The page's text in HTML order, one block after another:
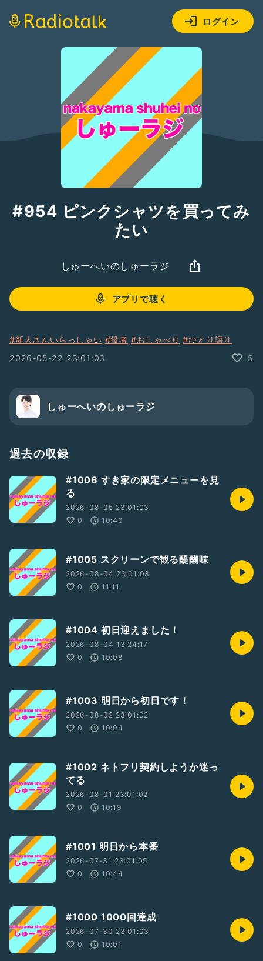
ログイン
#954 ピンクシャツを買ってみ
たい
しゅーへいのしゅーラジ
アプリで聴く
#新人さんいらっしゃい #役者 #おしゃべり #ひとり語り
2026-05-22 23:01:03
5
しゅーへいのしゅーラジ
過去の収録
#1006 すき家の限定メニューを見
る
2026-08-05 23:01:03
0
10:46
#1005 スクリーンで観る醍醐味
2026-08-04 23:01:03
0
11:11
#1004 初日迎えました！
2026-08-04 13:24:17
0
10:08
#1003 明日から初日です！
2026-08-02 23:01:02
0
10:04
#1002 ネトフリ契約しようか迷っ
てる
2026-08-01 23:01:02
0
10:19
#1001 明日から本番
2026-07-31 23:01:05
0
10:44
#1000 1000回達成
2026-07-30 23:01:03
0
10:01